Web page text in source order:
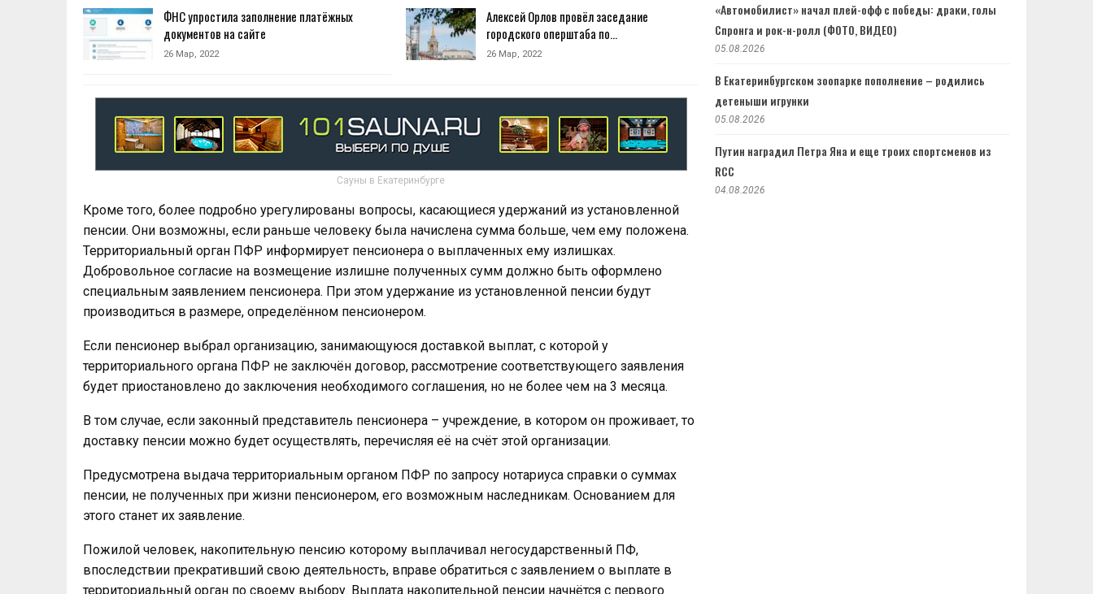
ФНС упростила заполнение платёжных
документов на сайте
26 Мар, 2022
Алексей Орлов провёл заседание
городского оперштаба по…
26 Мар, 2022
Сауны в Екатеринбурге
Кроме того, более подробно урегулированы вопросы, касающиеся удержаний из установленной
пенсии. Они возможны, если раньше человеку была начислена сумма больше, чем ему положена.
Территориальный орган ПФР информирует пенсионера о выплаченных ему излишках.
Добровольное согласие на возмещение излишне полученных сумм должно быть оформлено
специальным заявлением пенсионера. При этом удержание из установленной пенсии будут
производиться в размере, определённом пенсионером.
Если пенсионер выбрал организацию, занимающуюся доставкой выплат, с которой у
территориального органа ПФР не заключён договор, рассмотрение соответствующего заявления
будет приостановлено до заключения необходимого соглашения, но не более чем на 3 месяца.
В том случае, если законный представитель пенсионера – учреждение, в котором он проживает, то
доставку пенсии можно будет осуществлять, перечисляя её на счёт этой организации.
Предусмотрена выдача территориальным органом ПФР по запросу нотариуса справки о суммах
пенсии, не полученных при жизни пенсионером, его возможным наследникам. Основанием для
этого станет их заявление.
Пожилой человек, накопительную пенсию которому выплачивал негосударственный ПФ,
впоследствии прекративший свою деятельность, вправе обратиться с заявлением о выплате в
территориальный орган по своему выбору. Выплата накопительной пенсии начнётся с первого
«Автомобилист» начал плей-офф с победы: драки, голы
Спронга и рок-н-ролл (ФОТО, ВИДЕО)
05.08.2026
В Екатеринбургском зоопарке пополнение – родились
детеныши игрунки
05.08.2026
Путин наградил Петра Яна и еще троих спортсменов из
RCC
04.08.2026